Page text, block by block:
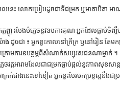
ល​នេះ លោក​ប្រៀប​ដូច​ជា​ទី​ជម្រក ឬ​មាតា​បិតា អា
ញ្ញូ រមែង​បំភ្លេច​នូវ​ឧបការគុណ អ្នក​ដែល​ធ្លាប់​ចិញ្ចឹម​
ាង ដូចជា ៖ អ្នក​ខ្លះ​កាល​នៅ​ក្រីក្រ ឬ​នៅ​រៀន តែ​ម
រោម​ការ​ឧបត្ថម្ភ​ពី​សំណាក់​សប្បុរស​ជន​ណា​ម្នាក់
េច​វត្ត​អារាម​ដែល​ជា​ជម្រក​ធ្លាប់​ផ្ដល់​នូវ​ភាព​សុ
ាក្រក់​ជាង​នេះ​ទៅ​ទៀត អ្នក​ខ្លះ​បែរ​មក​ប្រទូស្ត​នឹង​